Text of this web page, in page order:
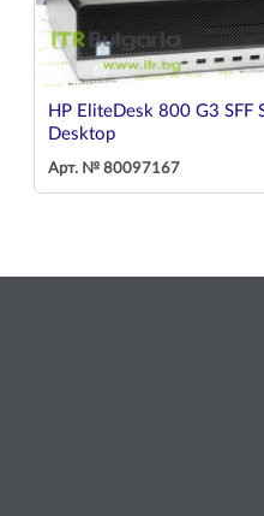
HP EliteDesk 800 G3 SFF
Desktop
Арт. № 80097167